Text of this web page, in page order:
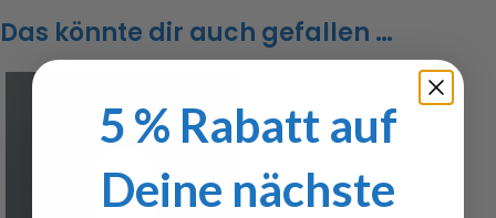
Das könnte dir auch gefallen …
5 % Rabatt auf
Deine nächste